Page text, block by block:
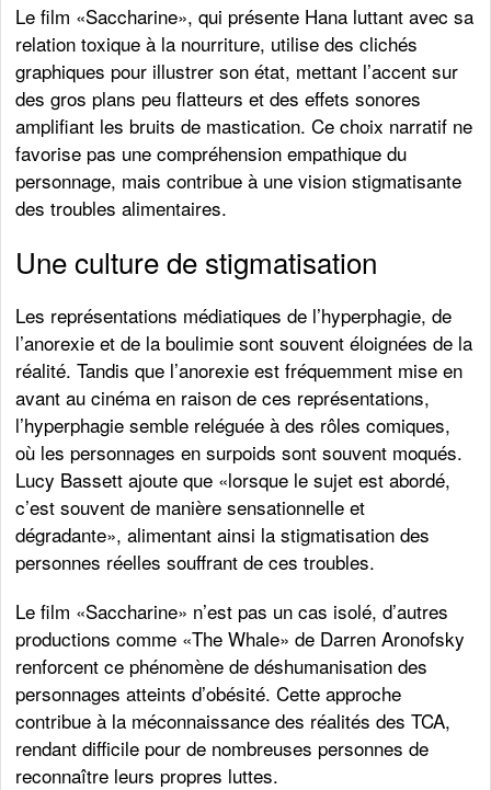
Le film «Saccharine», qui présente Hana luttant avec sa
relation toxique à la nourriture, utilise des clichés
graphiques pour illustrer son état, mettant l’accent sur
des gros plans peu flatteurs et des effets sonores
amplifiant les bruits de mastication. Ce choix narratif ne
favorise pas une compréhension empathique du
personnage, mais contribue à une vision stigmatisante
des troubles alimentaires.
Une culture de stigmatisation
Les représentations médiatiques de l’hyperphagie, de
l’anorexie et de la boulimie sont souvent éloignées de la
réalité. Tandis que l’anorexie est fréquemment mise en
avant au cinéma en raison de ces représentations,
l’hyperphagie semble reléguée à des rôles comiques,
où les personnages en surpoids sont souvent moqués.
Lucy Bassett ajoute que «lorsque le sujet est abordé,
c’est souvent de manière sensationnelle et
dégradante», alimentant ainsi la stigmatisation des
personnes réelles souffrant de ces troubles.
Le film «Saccharine» n’est pas un cas isolé, d’autres
productions comme «The Whale» de Darren Aronofsky
renforcent ce phénomène de déshumanisation des
personnages atteints d’obésité. Cette approche
contribue à la méconnaissance des réalités des TCA,
rendant difficile pour de nombreuses personnes de
reconnaître leurs propres luttes.